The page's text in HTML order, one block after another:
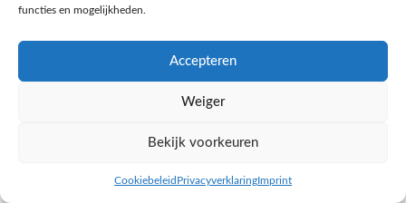
functies en mogelijkheden.
Accepteren
Weiger
Bekijk voorkeuren
Cookiebeleid PrivacyverklaringImprint